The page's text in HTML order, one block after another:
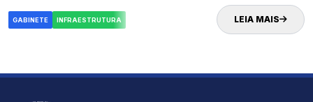
feira (02)
GABINETE INFRAESTRUTURA LEIA MAIS